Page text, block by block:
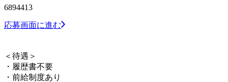
6894413
応募画面に進む
＜待遇＞
・履歴書不要
・前給制度あり